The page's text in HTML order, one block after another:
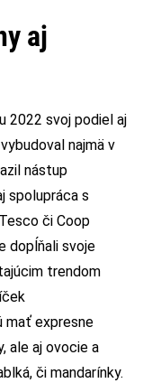
aj
2022 svoj podiel aj
najmä v
nástup
spolupráca s
či Coop
dopĺňali svoje
trendom
mať expresne
ale aj ovocie a
či mandarínky.